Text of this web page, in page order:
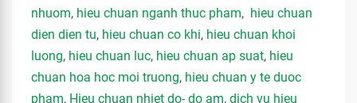
nhuom, hieu chuan nganh thuc pham, hieu chuan
dien dien tu, hieu chuan co khi, hieu chuan khoi
luong, hieu chuan luc, hieu chuan ap suat, hieu
chuan hoa hoc moi truong, hieu chuan y te duoc
pham, Hieu chuan nhiet do- do am, dich vu hieu